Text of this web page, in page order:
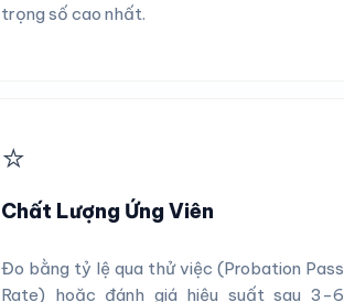
trọng số cao nhất.
⭐
Chất Lượng Ứng Viên
Đo bằng tỷ lệ qua thử việc (Probation Pass
Rate) hoặc đánh giá hiệu suất sau 3-6